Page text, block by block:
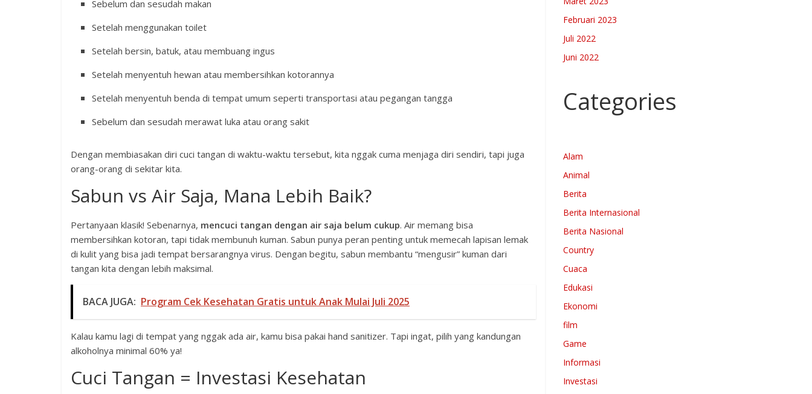
Sebelum dan sesudah makan
Setelah menggunakan toilet
Setelah bersin, batuk, atau membuang ingus
Setelah menyentuh hewan atau membersihkan kotorannya
Setelah menyentuh benda di tempat umum seperti transportasi atau pegangan tangga
Sebelum dan sesudah merawat luka atau orang sakit
Dengan membiasakan diri cuci tangan di waktu-waktu tersebut, kita nggak cuma menjaga diri sendiri, tapi juga
orang-orang di sekitar kita.
Sabun vs Air Saja, Mana Lebih Baik?
Pertanyaan klasik! Sebenarnya, mencuci tangan dengan air saja belum cukup. Air memang bisa
membersihkan kotoran, tapi tidak membunuh kuman. Sabun punya peran penting untuk memecah lapisan lemak
di kulit yang bisa jadi tempat bersarangnya virus. Dengan begitu, sabun membantu “mengusir” kuman dari
tangan kita dengan lebih maksimal.
BACA JUGA: Program Cek Kesehatan Gratis untuk Anak Mulai Juli 2025
Kalau kamu lagi di tempat yang nggak ada air, kamu bisa pakai hand sanitizer. Tapi ingat, pilih yang kandungan
alkoholnya minimal 60% ya!
Cuci Tangan = Investasi Kesehatan
Februari 2023
Juli 2022
Juni 2022
Categories
Alam
Animal
Berita
Berita Internasional
Berita Nasional
Country
Cuaca
Edukasi
Ekonomi
film
Game
Informasi
Investasi